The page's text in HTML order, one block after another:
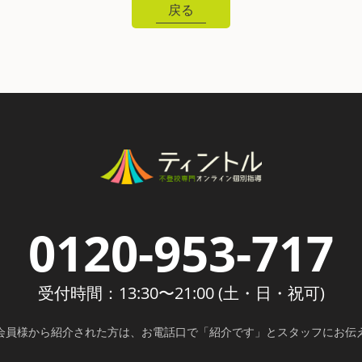
戻る
0120-953-717
受付時間：13:30〜21:00 (土・日・祝可)
様から紹介された方は、 お電話口で「紹介です」とスタッフにお伝